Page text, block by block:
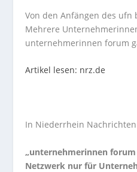
Von den Anfängen des ufn
Mehrere
unternehmerinnen forum
Artikel lesen: nrz.de
In Niederrhein Nachrichten
„unternehmerinnen forum
Netzwerk nur für